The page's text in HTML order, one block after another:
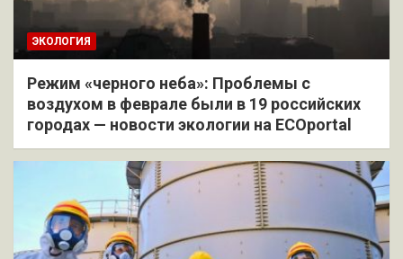
ЭКОЛОГИЯ
Режим «черного неба»: Проблемы с
воздухом в феврале были в 19 российских
городах — новости экологии на ECOportal